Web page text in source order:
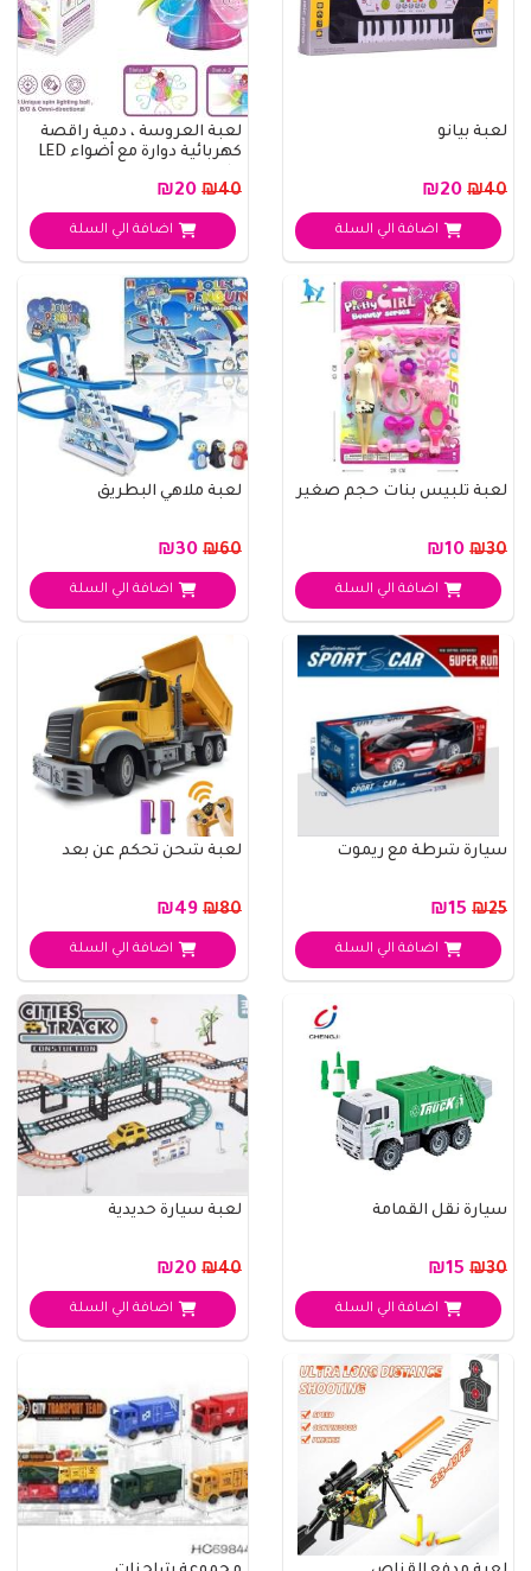
لعبة بيانو
₪40
اضافة الي السلة
لعبة العروسة ، دمية راقصة
كهربائية دوارة مع أضواء LED
₪40
اضافة الي السلة
لعبة تلبيس بنات حجم صغير
₪30
اضافة الي السلة
لعبة ملاهي البطريق
₪60
اضافة الي السلة
سيارة شرطة مع ريموت
₪25
اضافة الي السلة
لعبة شحن تحكم عن بعد
₪80
اضافة الي السلة
سيارة نقل القمامة
₪30
اضافة الي السلة
لعبة سيارة حديدية
₪40
اضافة الي السلة